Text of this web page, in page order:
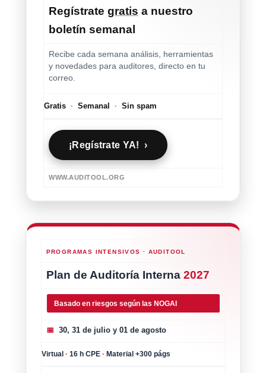
Regístrate gratis a nuestro
boletín semanal
Recibe cada semana análisis, herramientas
y novedades para auditores, directo en tu
correo.
Gratis · Semanal · Sin spam
¡Regístrate YA! ›
WWW.AUDITOOL.ORG
PROGRAMAS INTENSIVOS · AUDITOOL
Plan de Auditoría Interna 2027
Basado en riesgos según las NOGAI
📅 30, 31 de julio y 01 de agosto
Virtual · 16 h CPE · Material +300 págs